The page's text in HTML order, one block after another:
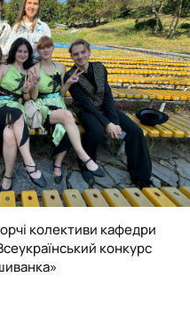
колективи кафедри
конкурс